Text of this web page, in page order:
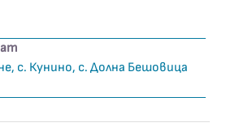
с. Кунино, с. Долна Бешовица